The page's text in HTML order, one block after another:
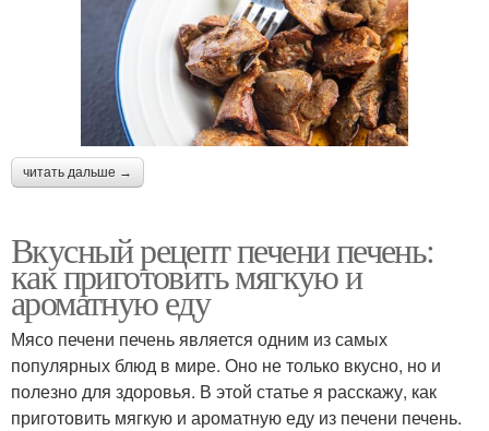
читать дальше →
Вкусный рецепт печени печень:
как приготовить мягкую и
ароматную еду
Мясо печени печень является одним из самых
популярных блюд в мире. Оно не только вкусно, но и
полезно для здоровья. В этой статье я расскажу, как
приготовить мягкую и ароматную еду из печени печень.